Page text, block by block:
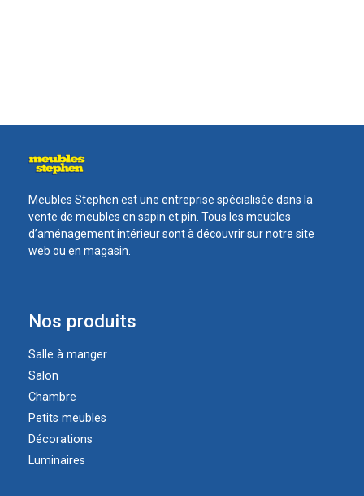
Meubles Stephen est une entreprise spécialisée dans la
vente de meubles en sapin et pin. Tous les meubles
d’aménagement intérieur sont à découvrir sur notre site
web ou en magasin.
Nos produits
Salle à manger
Salon
Chambre
Petits meubles
Décorations
Luminaires